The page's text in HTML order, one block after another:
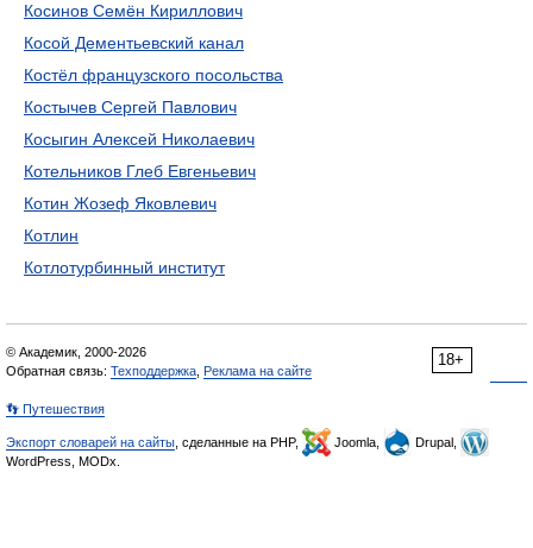
Косинов Семён Кириллович
Косой Дементьевский канал
Костёл французского посольства
Костычев Сергей Павлович
Косыгин Алексей Николаевич
Котельников Глеб Евгеньевич
Котин Жозеф Яковлевич
Котлин
Котлотурбинный институт
18+
© Академик, 2000-2026
Обратная связь: Техподдержка Реклама на сайте
👣 Путешествия
Экспорт словарей на сайты , сделанные на PHP, Joomla,
Drupal,
WordPress, MODx.